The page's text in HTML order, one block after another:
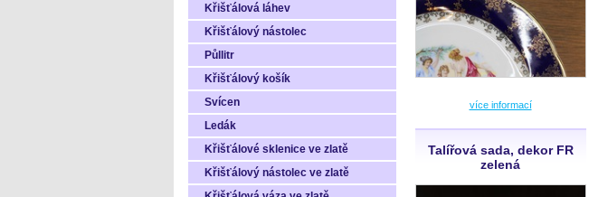
Křišťálová láhev
Křišťálový nástolec
Půllitr
Křišťálový košík
Svícen
Ledák
Křišťálové sklenice ve zlatě
Křišťálový nástolec ve zlatě
více informací
Talířová sada, dekor FR
zelená